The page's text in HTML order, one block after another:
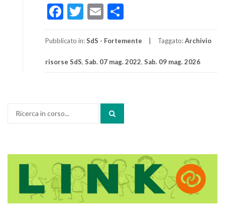
Facebook
Twitter
Email
Pubblicato in:SdS - Fortemente Taggato:Archivio
risorse SdS, Sab. 07 mag. 2022, Sab. 09 mag. 2026